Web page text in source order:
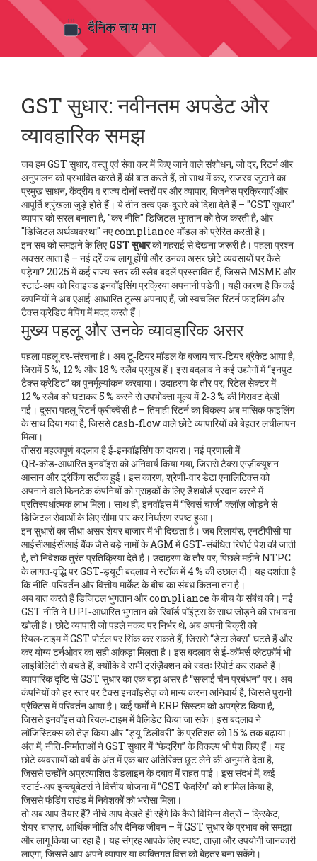
GST सुधार: नवीनतम अपडेट और
व्यावहारिक समझ
जब हमGST सुधार, वस्तु एवं सेवा कर में किए जाने वाले संशोधन, जो दर, रिटर्न और
अनुपालन को प्रभावित करते हैंकी बात करते हैं, तो साथ मेंकर, राजस्व जुटाने का
प्रमुख साधन, केंद्रीय व राज्य दोनों स्तरों परऔरव्यापार, बिजनेस प्रक्रियाएँ और
आपूर्ति श्रृंखलाजुड़े होते हैं। ये तीन तत्व एक-दूसरे को दिशा देते हैं – "GST सुधार"
व्यापार को सरल बनाता है, "कर नीति" डिजिटल भुगतान को तेज़ करती है, और
"डिजिटल अर्थव्यवस्था" नए compliance मॉडल को प्रेरित करती है।
इन सब को समझने के लिएGST सुधारको गहराई से देखना ज़रूरी है। पहला प्रश्न
अक्सर आता है – नई दरें कब लागू होंगी और उनका असर छोटे व्यवसायों पर कैसे
पड़ेगा? 2025 में कई राज्य‑स्तर की स्लैब बदलें प्रस्तावित हैं, जिससे MSME और
स्टार्ट‑अप को रिवाइज्ड इनवॉइसिंग प्रक्रिया अपनानी पड़ेगी। यही कारण है कि कई
कंपनियों ने अब एआई‑आधारित टूल्स अपनाए हैं, जो स्वचलित रिटर्न फाइलिंग और
टैक्स क्रेडिट मैपिंग में मदद करते हैं।
मुख्य पहलू और उनके व्यावहारिक असर
पहला पहलू दर‑संरचना है। अब टू‑टियर मॉडल के बजाय चार‑टियर ब्रैकेट आया है,
जिसमें 5 %, 12 % और 18 % स्लैब प्रमुख हैं। इस बदलाव ने कई उद्योगों में “इनपुट
टैक्स क्रेडिट” का पुनर्मूल्यांकन करवाया। उदाहरण के तौर पर, रिटेल सेक्टर में
12 % स्लैब को घटाकर 5 % करने से उपभोक्ता मूल्य में 2‑3 % की गिरावट देखी
गई। दूसरा पहलू रिटर्न फ्रीक्वेंसी है – तिमाही रिटर्न का विकल्प अब मासिक फाइलिंग
के साथ दिया गया है, जिससे cash‑flow वाले छोटे व्यापारियों को बेहतर लचीलापन
मिला।
तीसरा महत्वपूर्ण बदलाव है ई‑इनवॉइसिंग का दायरा। नई प्रणाली में
QR‑कोड‑आधारित इनवॉइस को अनिवार्य किया गया, जिससे टैक्‍स एग्ज़ीक्यूशन
आसान और ट्रैकिंग सटीक हुई। इस कारण, श्रेणी‑वार डेटा एनालिटिक्स को
अपनाने वाले फिनटेक कंपनियों को ग्राहकों के लिए डैशबोर्ड प्रदान करने में
प्रतिस्पर्धात्मक लाभ मिला। साथ ही, इनवॉइस में “रिवर्स चार्ज” क्लॉज़ जोड़ने से
डिजिटल सेवाओं के लिए सीमा पार कर निर्धारण स्पष्ट हुआ।
इन सुधारों का सीधा असर शेयर बाजार में भी दिखता है। जब रिलायंस, एनटीपीसी या
आईसीआईसीआई बैंक जैसे बड़े नामों के AGM में GST‑संबंधित रिपोर्ट पेश की जाती
है, तो निवेशक तुरंत प्रतिक्रिया देते हैं। उदाहरण के तौर पर, पिछले महीने NTPC
के लागत‑वृद्धि पर GST‑ड्यूटी बदलाव ने स्टॉक में 4 % की उछाल दी। यह दर्शाता है
कि नीति‑परिवर्तन और वित्तीय मार्केट के बीच का संबंध कितना तंग है।
अब बात करते हैं डिजिटल भुगतान और compliance के बीच के संबंध की। नई
GST नीति ने UPI‑आधारित भुगतान को रिवॉर्ड पॉइंट्स के साथ जोड़ने की संभावना
खोली है। छोटे व्यापारी जो पहले नकद पर निर्भर थे, अब अपनी बिक्री को
रियल‑टाइम में GST पोर्टल पर सिंक कर सकते हैं, जिससे “डेटा लेक्स” घटते हैं और
कर योग्य टर्नओवर का सही आंकड़ा मिलता है। इस बदलाव से ई‑कॉमर्स प्लेटफ़ॉर्म भी
लाइबिलिटी से बचते हैं, क्योंकि वे सभी ट्रांज़ैक्शन को स्वतः रिपोर्ट कर सकते हैं।
व्यापारिक दृष्टि से GST सुधार का एक बड़ा असर है “सप्लाई चैन प्रबंधन” पर। अब
कंपनियों को हर स्तर पर टैक्स इनवॉइसेज़ को मान्य करना अनिवार्य है, जिससे पुरानी
प्रैक्टिस में परिवर्तन आया है। कई फर्मों ने ERP सिस्टम को अपग्रेड किया है,
जिससे इनवॉइस को रियल‑टाइम में वैलिडेट किया जा सके। इस बदलाव ने
लॉजिस्टिक्स को तेज़ किया और “ड्यू डिलीवरी” के प्रतिशत को 15 % तक बढ़ाया।
अंत में, नीति‑निर्माताओं ने GST सुधार में “फेदरिंग” के विकल्प भी पेश किए हैं। यह
छोटे व्यवसायों को वर्ष के अंत में एक बार अतिरिक्त छूट लेने की अनुमति देता है,
जिससे उन्होंने अप्रत्याशित डेडलाइन के दबाव में राहत पाई। इस संदर्भ में, कई
स्टार्ट‑अप इन्क्यूबेटर्स ने वित्तीय योजना में “GST फेदरिंग” को शामिल किया है,
जिससे फंडिंग राउंड में निवेशकों को भरोसा मिला।
तो अब आप तैयार हैं? नीचे आप देखते ही रहेंगे कि कैसे विभिन्न क्षेत्रों – क्रिकेट,
शेयर‑बाज़ार, आर्थिक नीति और दैनिक जीवन – में GST सुधार के प्रभाव को समझा
और लागू किया जा रहा है। यह संग्रह आपके लिए स्पष्ट, ताज़ा और उपयोगी जानकारी
लाएगा, जिससे आप अपने व्यापार या व्यक्तिगत वित्त को बेहतर बना सकेंगे।